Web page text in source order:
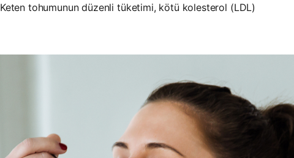
Keten tohumunun düzenli tüketimi, kötü kolesterol (LDL)